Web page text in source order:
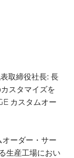
取締役社長: 長
スタマイズを
カスタムオー
オーダー・サー
生産工場におい